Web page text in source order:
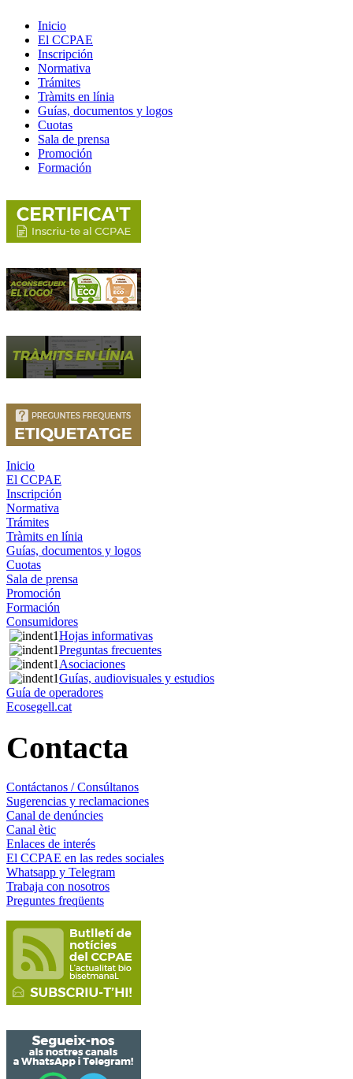
Inicio
El CCPAE
Inscripción
Normativa
Trámites
Tràmits en línia
Guías, documentos y logos
Cuotas
Sala de prensa
Promoción
Formación
Inicio
El CCPAE
Inscripción
Normativa
Trámites
Tràmits en línia
Guías, documentos y logos
Cuotas
Sala de prensa
Promoción
Formación
Consumidores
Hojas informativas
Preguntas frecuentes
Asociaciones
Guías, audiovisuales y estudios
Guía de operadores
Ecosegell.cat
Contacta
Contáctanos / Consúltanos
Sugerencias y reclamaciones
Canal de denúncies
Canal ètic
Enlaces de interés
El CCPAE en las redes sociales
Whatsapp y Telegram
Trabaja con nosotros
Preguntes freqüents